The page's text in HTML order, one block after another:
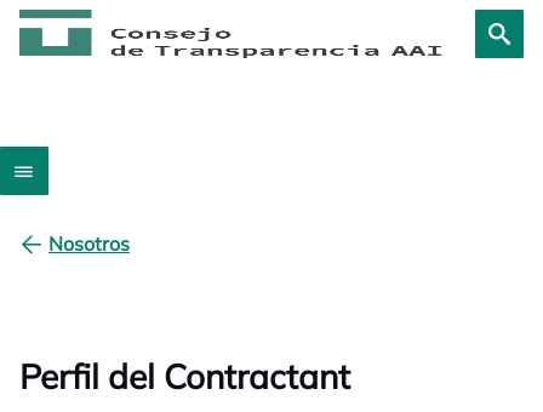
Nosotros
Perfil del Contractant